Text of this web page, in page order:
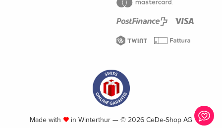
Made with in Winterthur — © 2026 CeDe-Shop AG